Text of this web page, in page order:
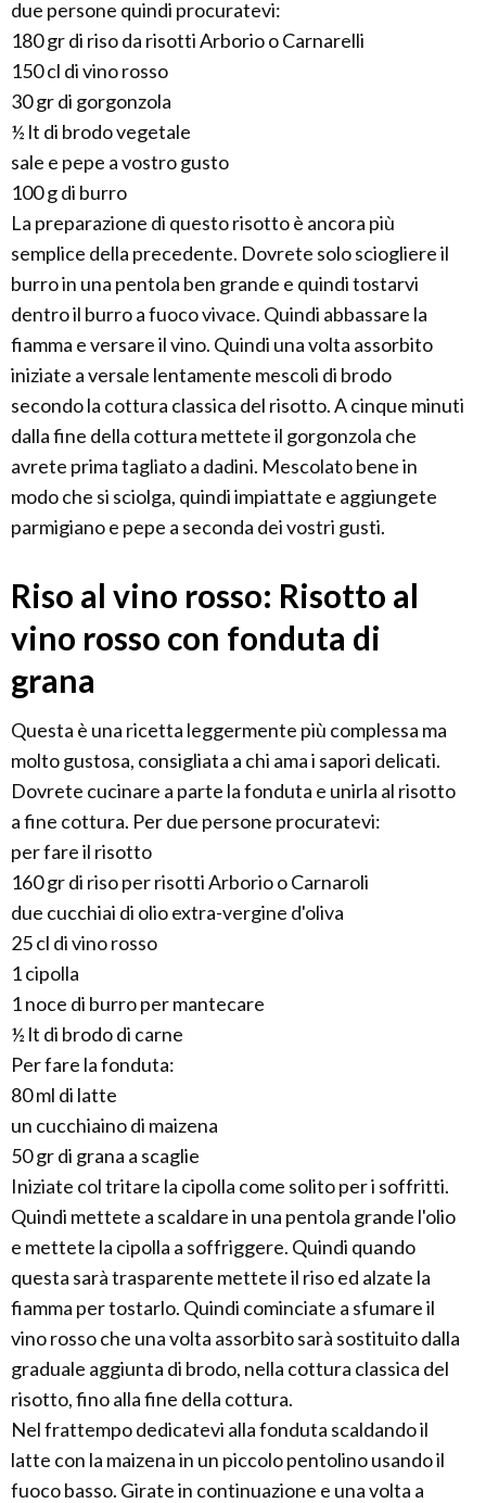
due persone quindi procuratevi:
180 gr di riso da risotti Arborio o Carnarelli
150 cl di vino rosso
30 gr di gorgonzola
½ lt di brodo vegetale
sale e pepe a vostro gusto
100 g di burro
La preparazione di questo risotto è ancora più
semplice della precedente. Dovrete solo sciogliere il
burro in una pentola ben grande e quindi tostarvi
dentro il burro a fuoco vivace. Quindi abbassare la
fiamma e versare il vino. Quindi una volta assorbito
iniziate a versale lentamente mescoli di brodo
secondo la cottura classica del risotto. A cinque minuti
dalla fine della cottura mettete il gorgonzola che
avrete prima tagliato a dadini. Mescolato bene in
modo che si sciolga, quindi impiattate e aggiungete
parmigiano e pepe a seconda dei vostri gusti.
Riso al vino rosso: Risotto al
vino rosso con fonduta di
grana
Questa è una ricetta leggermente più complessa ma
molto gustosa, consigliata a chi ama i sapori delicati.
Dovrete cucinare a parte la fonduta e unirla al risotto
a fine cottura. Per due persone procuratevi:
per fare il risotto
160 gr di riso per risotti Arborio o Carnaroli
due cucchiai di olio extra-vergine d'oliva
25 cl di vino rosso
1 cipolla
1 noce di burro per mantecare
½ lt di brodo di carne
Per fare la fonduta:
80 ml di latte
un cucchiaino di maizena
50 gr di grana a scaglie
Iniziate col tritare la cipolla come solito per i soffritti.
Quindi mettete a scaldare in una pentola grande l'olio
e mettete la cipolla a soffriggere. Quindi quando
questa sarà trasparente mettete il riso ed alzate la
fiamma per tostarlo. Quindi cominciate a sfumare il
vino rosso che una volta assorbito sarà sostituito dalla
graduale aggiunta di brodo, nella cottura classica del
risotto, fino alla fine della cottura.
Nel frattempo dedicatevi alla fonduta scaldando il
latte con la maizena in un piccolo pentolino usando il
fuoco basso. Girate in continuazione e una volta a